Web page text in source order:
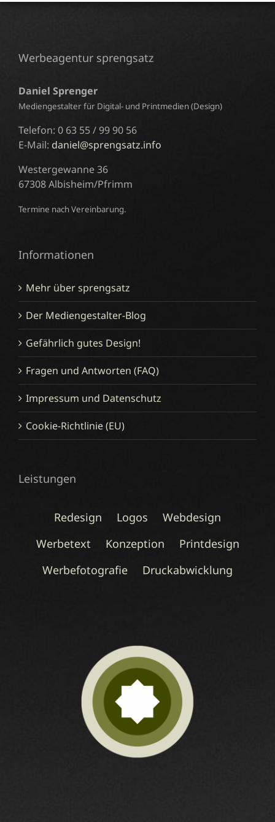
Werbeagentur sprengsatz
Daniel Sprenger
Mediengestalter für Digital- und Printmedien (Design)
Telefon: 0 63 55 / 99 90 56
E-Mail: daniel@sprengsatz.info
Westergewanne 36
67308 Albisheim/Pfrimm
Termine nach Vereinbarung.
Informationen
Mehr über sprengsatz
Der Mediengestalter-Blog
Gefährlich gutes Design!
Fragen und Antworten (FAQ)
Impressum und Datenschutz
Cookie-Richtlinie (EU)
Leistungen
Redesign Logos
Webdesign
Werbetext
Konzeption
Printdesign
Werbefotografie
Druckabwicklung